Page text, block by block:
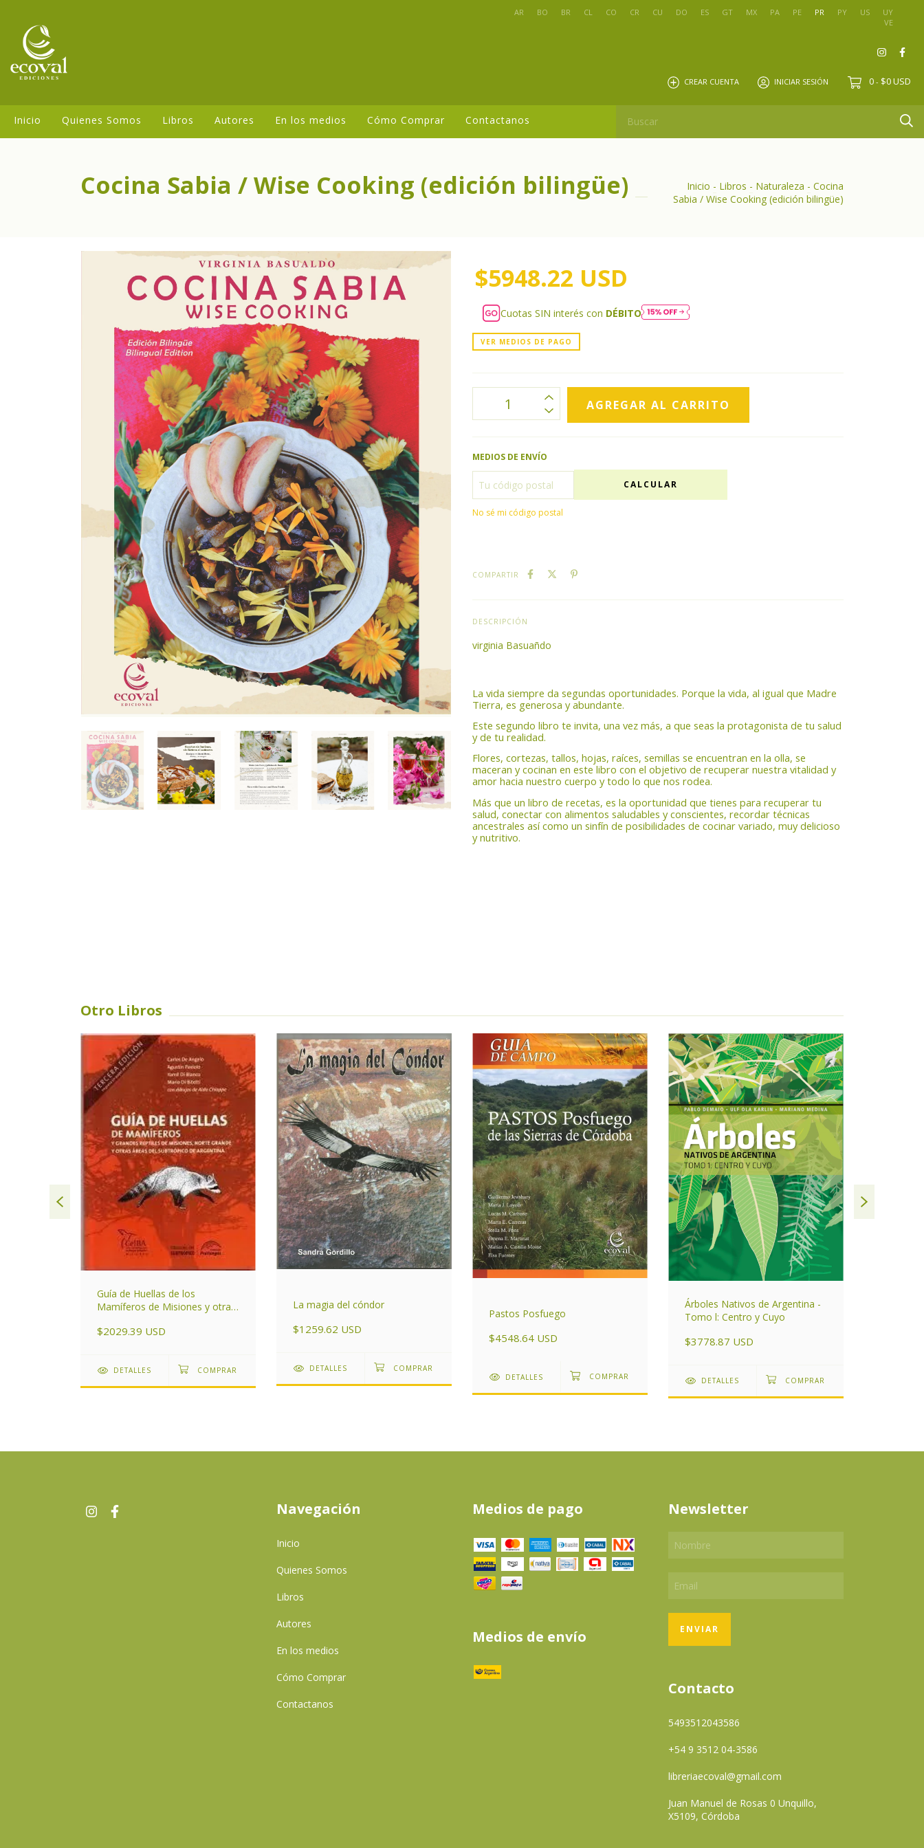
AR BO BR CL CO CR CU DO ES GT MX PA PE PR PY US
UY
VE
CREAR CUENTA INICIAR SESIÓN 0 - $0 USD
Inicio Quienes Somos Libros Autores En los medios Cómo Comprar Contactanos
Cocina Sabia / Wise Cooking (edición bilingüe) Inicio - Libros - Naturaleza - Cocina
Sabia / Wise Cooking (edición bilingüe)
$5948.22 USD
Cuotas SIN interés con DÉBITO
VER MEDIOS DE PAGO
MEDIOS DE ENVÍO
CALCULAR
No sé mi código postal
COMPARTIR
DESCRIPCIÓN
virginia Basuañdo
La vida siempre da segundas oportunidades. Porque la vida, al igual que Madre
Tierra, es generosa y abundante.
Este segundo libro te invita, una vez más, a que seas la protagonista de tu salud
y de tu realidad.
Flores, cortezas, tallos, hojas, raíces, semillas se encuentran en la olla, se
maceran y cocinan en este libro con el objetivo de recuperar nuestra vitalidad y
amor hacia nuestro cuerpo y todo lo que nos rodea.
Más que un libro de recetas, es la oportunidad que tienes para recuperar tu
salud, conectar con alimentos saludables y conscientes, recordar técnicas
ancestrales así como un sinfín de posibilidades de cocinar variado, muy delicioso
y nutritivo.
Otro Libros
Guía de Huellas de los
Mamíferos de Misiones y otras
Argentina
$2029.39 USD
DETALLES
La magia del cóndor
$1259.62 USD
DETALLES
Pastos Posfuego
$4548.64 USD
DETALLES
Árboles Nativos de Argentina -
Tomo l: Centro y Cuyo
$3778.87 USD
DETALLES
Navegación
Inicio
Quienes Somos
Libros
Autores
En los medios
Cómo Comprar
Contactanos
Medios de pago
Medios de envío
Newsletter
Contacto
5493512043586
+54 9 3512 04-3586
libreriaecoval@gmail.com
Juan Manuel de Rosas 0 Unquillo,
X5109, Córdoba